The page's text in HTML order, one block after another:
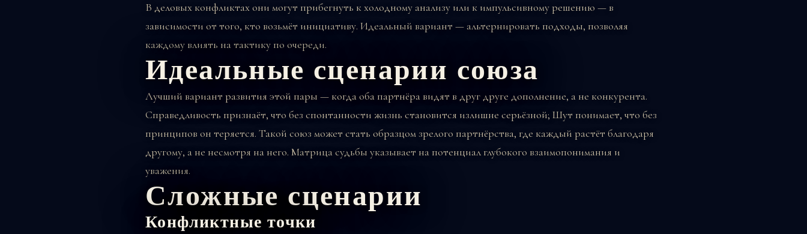
В деловых конфликтах они могут прибегнуть к холодному анализу или к импульсивному решению — в
зависимости от того, кто возьмёт инициативу. Идеальный вариант — альтернировать подходы, позволяя
каждому влиять на тактику по очереди.
Идеальные сценарии союза
Лучший вариант развития этой пары — когда оба партнёра видят в друг друге дополнение, а не конкурента.
Справедливость признаёт, что без спонтанности жизнь становится излишне серьёзной; Шут понимает, что без
принципов он теряется. Такой союз может стать образцом зрелого партнёрства, где каждый растёт благодаря
другому, а не несмотря на него. Матрица судьбы указывает на потенциал глубокого взаимопонимания и
уважения.
Сложные сценарии
Конфликтные точки